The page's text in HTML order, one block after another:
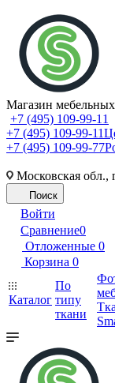
Магазин
+7 (495) 109-99-11
+7 (495) 109-99-11
+7 (495) 109-99-77
Московская обл.,
Поиск
Войти
Сравнение0
Отложенные 0
Корзина 0
Каталог
По
типу
ткани